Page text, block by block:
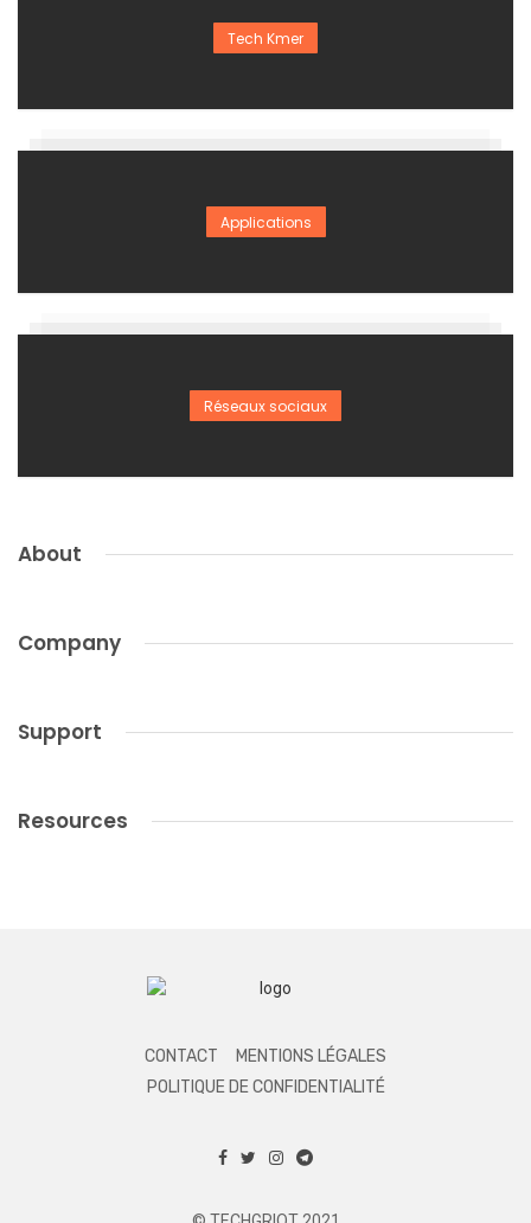
Tech Kmer
Applications
Réseaux sociaux
About
Company
Support
Resources
CONTACT
MENTIONS LÉGALES
POLITIQUE DE CONFIDENTIALITÉ